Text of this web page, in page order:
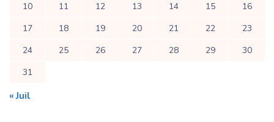
10
11 12 13 14 15
16
17
18 19 20 21 22
23
24
25 26 27 28 29
30
31
« Juil